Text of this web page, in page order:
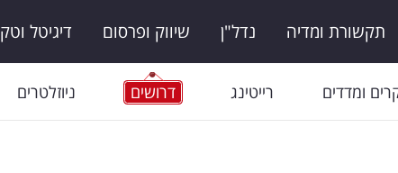
תקשורת ומדיה נדל"ן שיווק ופרסום דיגיטל וטק
ומדדים רייטינג דרושים ניוזלטרים